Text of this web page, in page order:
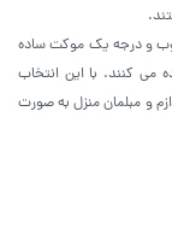
و درجه یک موکت ساده
می کنند. با این انتخاب
و مبلمان منزل به صورت